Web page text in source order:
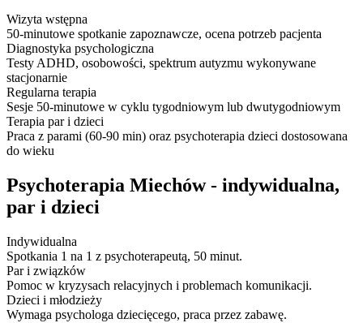
Wizyta wstępna
50-minutowe spotkanie zapoznawcze, ocena potrzeb pacjenta
Diagnostyka psychologiczna
Testy ADHD, osobowości, spektrum autyzmu wykonywane
stacjonarnie
Regularna terapia
Sesje 50-minutowe w cyklu tygodniowym lub dwutygodniowym
Terapia par i dzieci
Praca z parami (60-90 min) oraz psychoterapia dzieci dostosowana
do wieku
Psychoterapia Miechów - indywidualna,
par i dzieci
Indywidualna
Spotkania 1 na 1 z psychoterapeutą, 50 minut.
Par i związków
Pomoc w kryzysach relacyjnych i problemach komunikacji.
Dzieci i młodzieży
Wymaga psychologa dziecięcego, praca przez zabawę.